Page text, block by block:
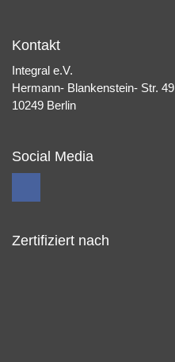
Kontakt
Integral e.V.
Hermann- Blankenstein- Str. 49
10249 Berlin
Social Media
Zertifiziert nach